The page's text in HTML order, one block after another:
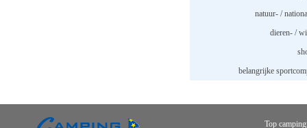
natuur- /
dieren- /
belangrijke
Top